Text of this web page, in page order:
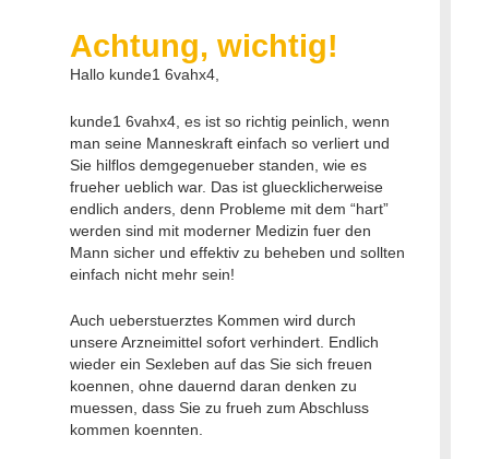
Achtung, wichtig!
Hallo kunde1 6vahx4,
kunde1 6vahx4, es ist so richtig peinlich, wenn
man seine Manneskraft einfach so verliert und
Sie hilflos demgegenueber standen, wie es
frueher ueblich war. Das ist gluecklicherweise
endlich anders, denn Probleme mit dem “hart”
werden sind mit moderner Medizin fuer den
Mann sicher und effektiv zu beheben und sollten
einfach nicht mehr sein!
Auch ueberstuerztes Kommen wird durch
unsere Arzneimittel sofort verhindert. Endlich
wieder ein Sexleben auf das Sie sich freuen
koennen, ohne dauernd daran denken zu
muessen, dass Sie zu frueh zum Abschluss
kommen koennten.